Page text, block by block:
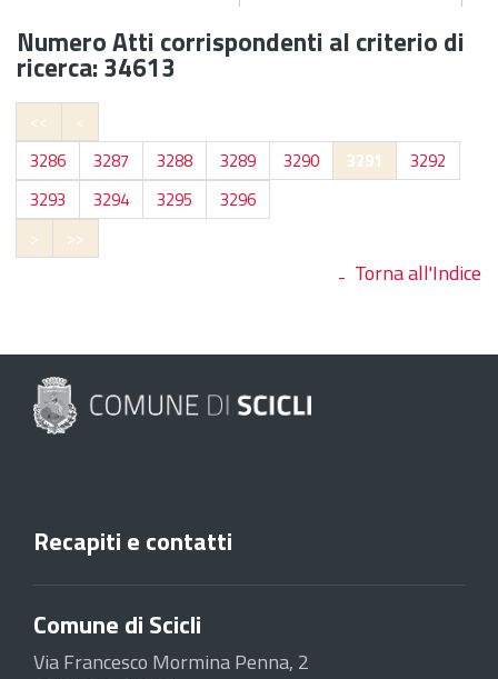
Numero Atti corrispondenti al criterio di
ricerca: 34613
<<
<
3286
3287 3288 3289 3290 3291
3292
3293
3294 3295
3296
>
>>
Torna all'Indice
Recapiti e contatti
Comune di Scicli
Via Francesco Mormina Penna, 2